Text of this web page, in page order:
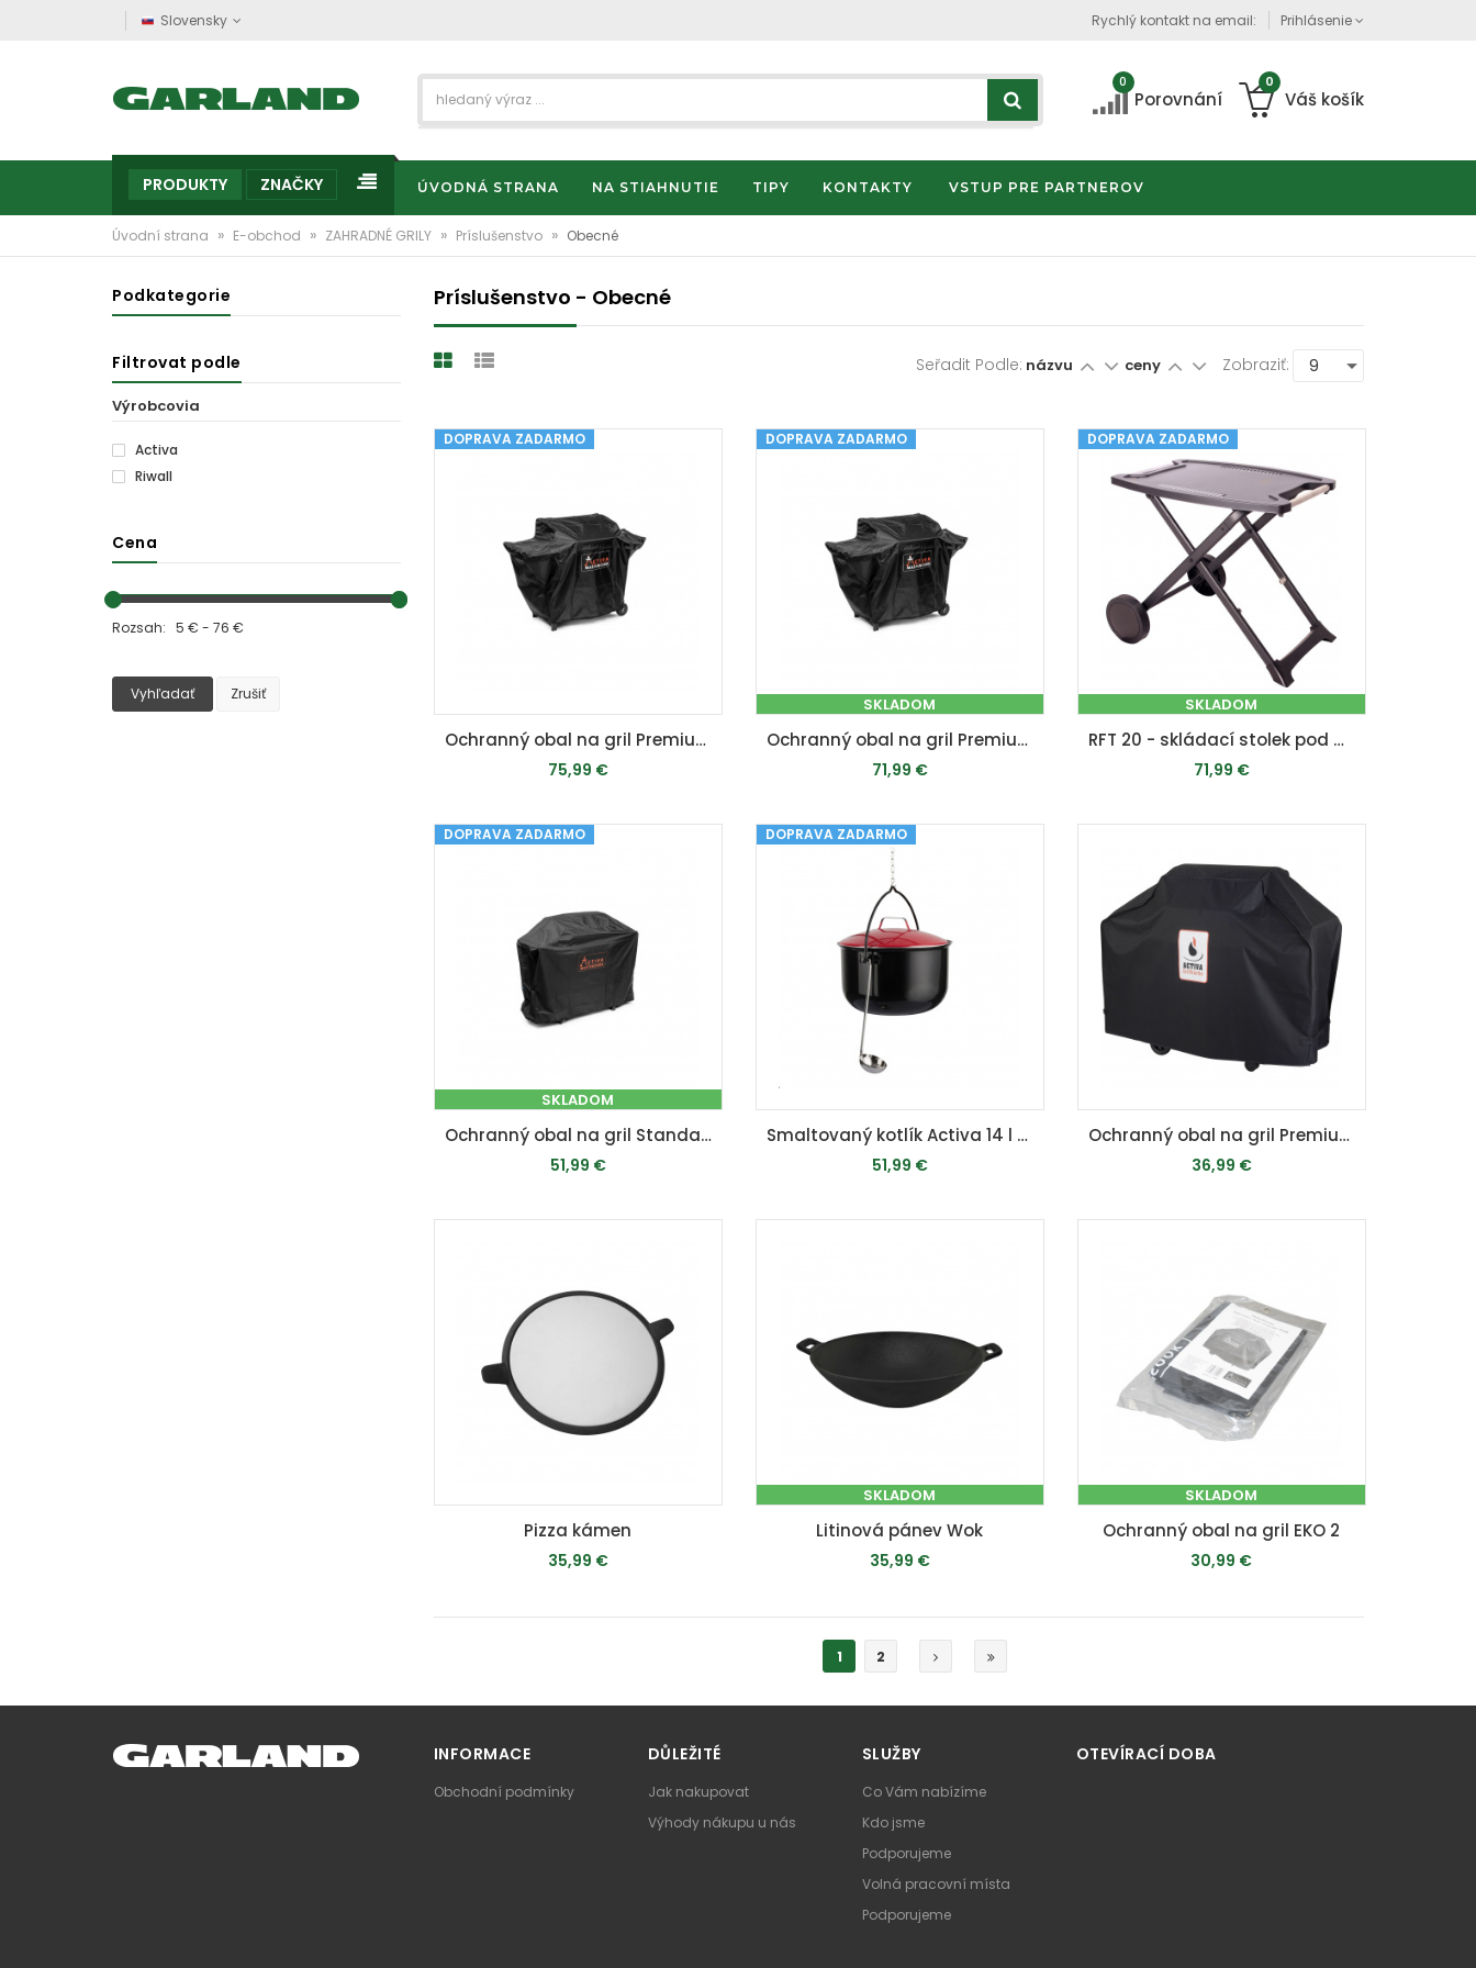
Slovensky Rychlý kontakt na email: Prihlásenie
0
Porovnání
0
Váš košík
PRODUKTY ZNAČKY ÚVODNÁ STRANA NA STIAHNUTIE TIPY KONTAKTY VSTUP PRE PARTNEROV
Úvodní strana » E-obchod » ZAHRADNÉ GRILY » Príslušenstvo » Obecné
Príslušenstvo - Obecné
Zobraziť:
Seřadit Podle: názvu ceny
DOPRAVA ZADARMO
Ochranný obal na gril Premium Pro XL (cca 187 x 108,5 x 62 cm)
75,99 €
MOMENTÁLNE VYPREDANÉ
DOPRAVA ZADARMO
SKLADOM
Ochranný obal na gril Premium Pro L (cca 150 x 116 x 65 cm)
71,99 €
PRIDAŤ DO KOŠÍKA
DOPRAVA ZADARMO
SKLADOM
RFT 20 - skládací stolek pod grill s pojezdovými koly (pro gril RGG 20 Compact)
71,99 €
DOPRAVA ZADARMO
SKLADOM
Ochranný obal na gril Standard M (cca 140 x 105 x 65 cm)
51,99 €
DOPRAVA ZADARMO
Smaltovaný kotlík Activa 14 l pro závěsný gril
51,99 €
Ochranný obal na gril Premium L
36,99 €
Pizza kámen
35,99 €
SKLADOM
Litinová pánev Wok
35,99 €
SKLADOM
Ochranný obal na gril EKO 2
30,99 €
1
2
Podkategorie
Filtrovat podle
Výrobcovia
Activa
Riwall
Cena
Rozsah: 5 € - 76 €
Vyhľadať Zrušiť
INFORMACE
Obchodní podmínky
DŮLEŽITÉ
Jak nakupovat
Výhody nákupu u nás
SLUŽBY
Co Vám nabízíme
Kdo jsme
Podporujeme
Volná pracovní místa
Podporujeme
OTEVÍRACÍ DOBA